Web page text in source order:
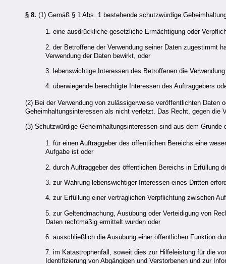
§ 8. (1) Gemäß § 1 Abs. 1 bestehende schutzwürdige
1. eine ausdrückliche gesetzliche Ermächtigung oder
2. der Betroffene der Verwendung seiner Daten zugestimmt
Verwendung der Daten bewirkt, oder
3. lebenswichtige Interessen des Betroffenen die
4. überwiegende berechtigte Interessen des Auftraggebers
(2) Bei der Verwendung von zulässigerweise veröffentlichten Daten
Geheimhaltungsinteressen als nicht verletzt. Das Recht, gegen die
(3) Schutzwürdige Geheimhaltungsinteressen sind aus dem
1. für einen Auftraggeber des öffentlichen Bereichs eine
Aufgabe ist oder
2. durch Auftraggeber des öffentlichen Bereichs in Erfüllung
3. zur Wahrung lebenswichtiger Interessen eines Dritten
4. zur Erfüllung einer vertraglichen Verpflichtung zwischen
5. zur Geltendmachung, Ausübung oder Verteidigung von
Daten rechtmäßig ermittelt wurden oder
6. ausschließlich die Ausübung einer öffentlichen Funktion
7. im Katastrophenfall, soweit dies zur Hilfeleistung für die
Identifizierung von Abgängigen und Verstorbenen und zur